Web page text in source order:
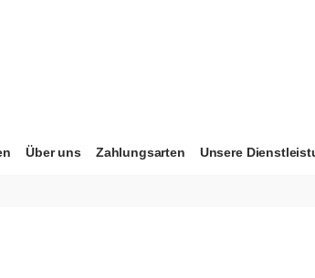
Über uns Zahlungsarten Unsere